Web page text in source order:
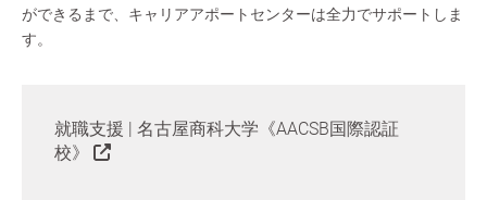
ができるまで、キャリアアポートセンターは全力でサポートしま
す。
就職支援 | 名古屋商科大学《AACSB国際認証
校》